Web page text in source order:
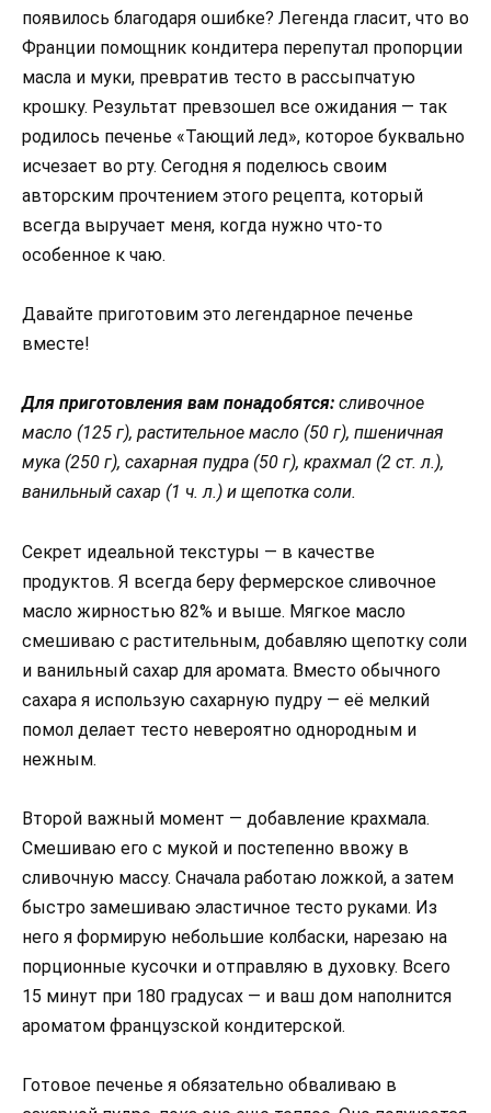
появилось благодаря ошибке? Легенда гласит, что во
Франции помощник кондитера перепутал пропорции
масла и муки, превратив тесто в рассыпчатую
крошку. Результат превзошел все ожидания — так
родилось печенье «Тающий лед», которое буквально
исчезает во рту. Сегодня я поделюсь своим
авторским прочтением этого рецепта, который
всегда выручает меня, когда нужно что-то
особенное к чаю.
Давайте приготовим это легендарное печенье
вместе!
Для приготовления вам понадобятся: сливочное
масло (125 г), растительное масло (50 г), пшеничная
мука (250 г), сахарная пудра (50 г), крахмал (2 ст. л.),
ванильный сахар (1 ч. л.) и щепотка соли.
Секрет идеальной текстуры — в качестве
продуктов. Я всегда беру фермерское сливочное
масло жирностью 82% и выше. Мягкое масло
смешиваю с растительным, добавляю щепотку соли
и ванильный сахар для аромата. Вместо обычного
сахара я использую сахарную пудру — её мелкий
помол делает тесто невероятно однородным и
нежным.
Второй важный момент — добавление крахмала.
Смешиваю его с мукой и постепенно ввожу в
сливочную массу. Сначала работаю ложкой, а затем
быстро замешиваю эластичное тесто руками. Из
него я формирую небольшие колбаски, нарезаю на
порционные кусочки и отправляю в духовку. Всего
15 минут при 180 градусах — и ваш дом наполнится
ароматом французской кондитерской.
Готовое печенье я обязательно обваливаю в